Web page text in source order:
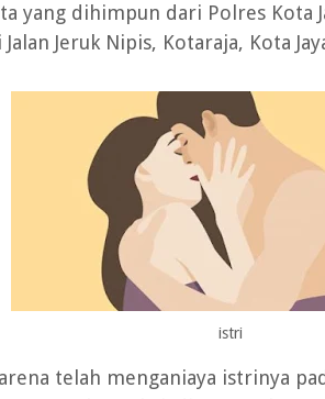
yang dihimpun dari Polres Kota
Jeruk Nipis, Kotaraja, Kota
istri
telah menganiaya istrinya